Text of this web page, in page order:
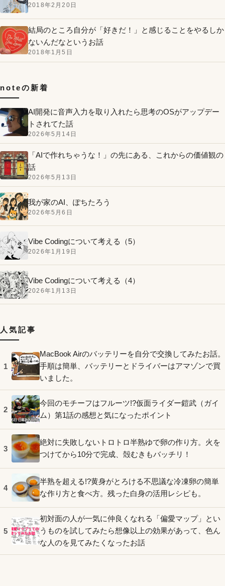
2018年2月20日
結局のところ自分が「好きだ！」と感じることをやるしか
ないんだなというお話
2018年1月5日
noteの新着
AI開発に音声入力を取り入れたら思考のOSがアップデー
トされてた話
2026年5月14日
「AIで作れちゃうな！」の先にある、これからの価値観の
話
2026年5月13日
我が家のAI、ぽちたろう
2026年5月6日
Vibe Codingについて考える（5）
2026年1月19日
Vibe Codingについて考える（4）
2026年1月13日
人気記事
1
MacBook Airのバッテリーを自分で交換してみたお話。
手順は簡単、バッテリーとドライバーはアマゾンで買
いました。
2
今回のモチーフはフルーツ!?仮面ライダー鎧武（ガイ
ム）第1話の感想と気になったポイント
3
絶対に失敗しないトロトロ半熟ゆで卵の作り方。火を
つけてから10分で完成、殻むきもバッチリ！
4
半熟を超える!?黄身がとろける不思議な冷凍卵の簡単
な作り方と食べ方。残った白身の活用レシピも。
5
初対面の人が一気に仲良くなれる「偏愛マップ」とい
うものを試してみたら想像以上の効果があって、色ん
な人のを見てみたくなったお話